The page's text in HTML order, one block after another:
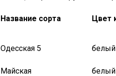
Название сорта Цвет
Одесская 5 белый
Майская белый